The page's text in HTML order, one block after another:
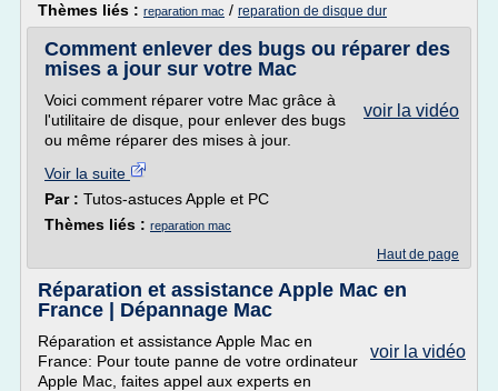
Thèmes liés : reparation mac / reparation de disque dur
Comment enlever des bugs ou réparer des
mises a jour sur votre Mac
voir la vidéo
Voici comment réparer votre Mac grâce à
l'utilitaire de disque, pour enlever des bugs
ou même réparer des mises à jour.
Voir la suite
Par : Tutos-astuces Apple et PC
Thèmes liés : reparation mac
Haut de page
Réparation et assistance Apple Mac en
France | Dépannage Mac
voir la vidéo
Réparation et assistance Apple Mac en
France: Pour toute panne de votre ordinateur
Apple Mac, faites appel aux experts en